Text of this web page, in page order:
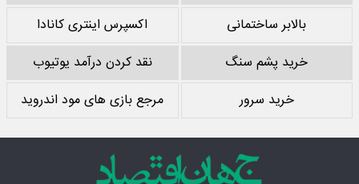
بالابر ساختمانی
اکسپرس اینتری کانادا
خرید پشم سنگ
نقد کردن درآمد یوتیوب
خرید سرور
مرجع بازی های مود اندروید